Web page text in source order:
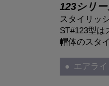
123シリ
スタイリッ
ST#123型は
帽体のスタ
エアラ